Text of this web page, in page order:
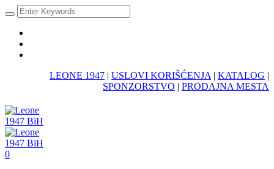
LEONE 1947 | USLOVI KORIŠĆENJA | KATALOG |
SPONZORSTVO | PRODAJNA MESTA
0